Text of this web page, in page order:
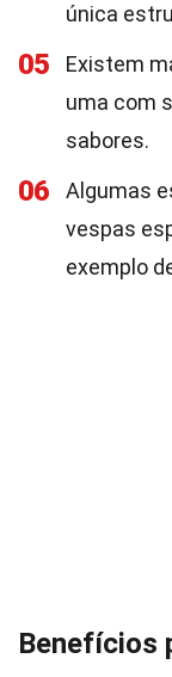
única
05
Existem
uma com
sabores.
06
Algumas
vespas
exemplo
Benefícios